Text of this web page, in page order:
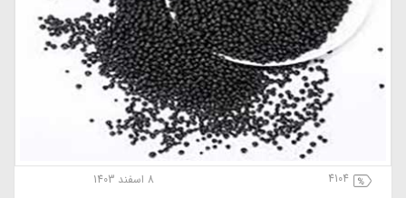
4104 8 اسفند 1403